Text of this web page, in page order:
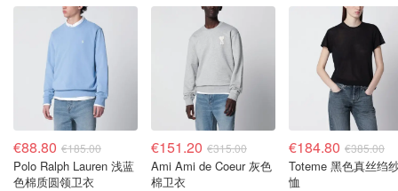
€88.80 €185.00
Polo Ralph Lauren 浅蓝
色棉质圆领卫衣
€151.20 €315.00
Ami Ami de Coeur 灰色
棉卫衣
€184.80 €385.00
Toteme 黑色真丝绉
恤